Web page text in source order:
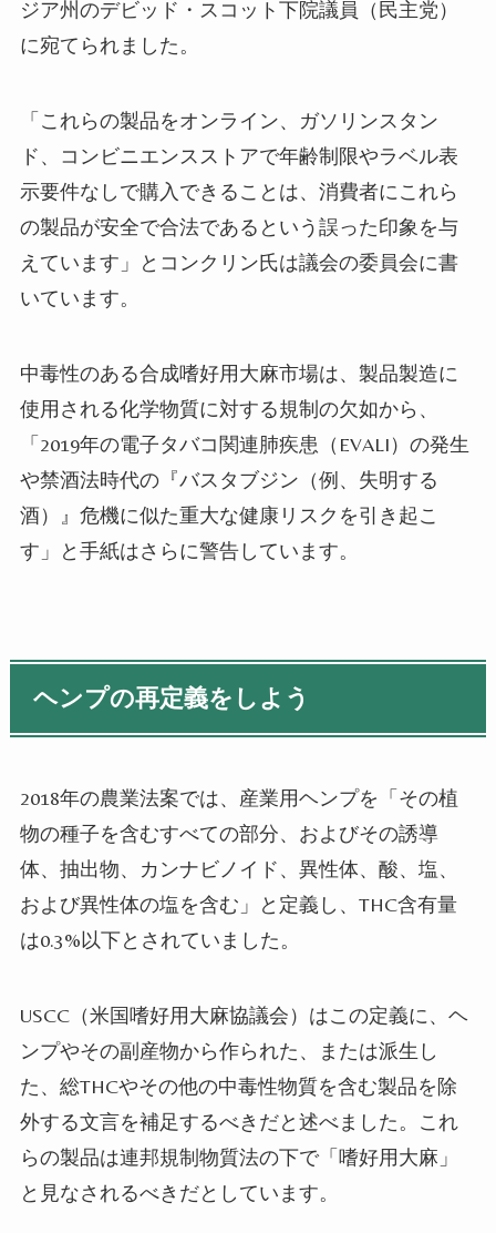
ジア州のデビッド・スコット下院議員（民主党）
に宛てられました。
「これらの製品をオンライン、ガソリンスタン
ド、コンビニエンスストアで年齢制限やラベル表
示要件なしで購入できることは、消費者にこれら
の製品が安全で合法であるという誤った印象を与
えています」とコンクリン氏は議会の委員会に書
いています。
中毒性のある合成嗜好用大麻市場は、製品製造に
使用される化学物質に対する規制の欠如から、
「2019年の電子タバコ関連肺疾患（EVALI）の発生
や禁酒法時代の『バスタブジン（例、失明する
酒）』危機に似た重大な健康リスクを引き起こ
す」と手紙はさらに警告しています。
ヘンプの再定義をしよう
2018年の農業法案では、産業用ヘンプを「その植
物の種子を含むすべての部分、およびその誘導
体、抽出物、カンナビノイド、異性体、酸、塩、
および異性体の塩を含む」と定義し、THC含有量
は0.3%以下とされていました。
USCC（米国嗜好用大麻協議会） はこの定義に、ヘ
ンプやその副産物から作られた、または派生し
た、総THCやその他の中毒性物質を含む製品を除
外する文言を補足するべきだと述べました。これ
らの製品は連邦規制物質法の下で「嗜好用大麻」
と見なされるべきだとしています。